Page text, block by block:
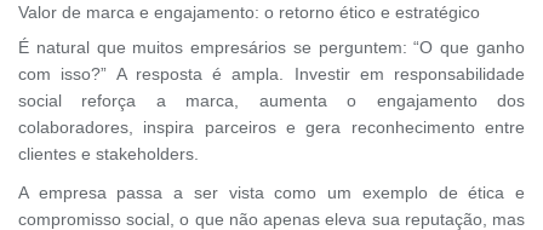
Valor de marca e engajamento: o retorno ético e estratégico
É natural que muitos empresários se perguntem: “O que ganho
com isso?” A resposta é ampla. Investir em responsabilidade
social reforça a marca, aumenta o engajamento dos
colaboradores, inspira parceiros e gera reconhecimento entre
clientes e stakeholders.
A empresa passa a ser vista como um exemplo de ética e
compromisso social, o que não apenas eleva sua reputação, mas